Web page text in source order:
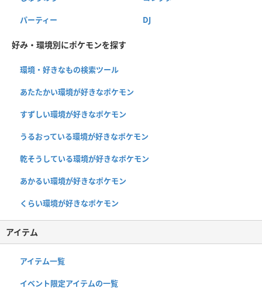
パーティー DJ
好み・環境別にポケモンを探す
環境・好きなもの検索ツール
あたたかい環境が好きなポケモン
すずしい環境が好きなポケモン
うるおっている環境が好きなポケモン
乾そうしている環境が好きなポケモン
あかるい環境が好きなポケモン
くらい環境が好きなポケモン
アイテム
アイテム一覧
イベント限定アイテムの一覧